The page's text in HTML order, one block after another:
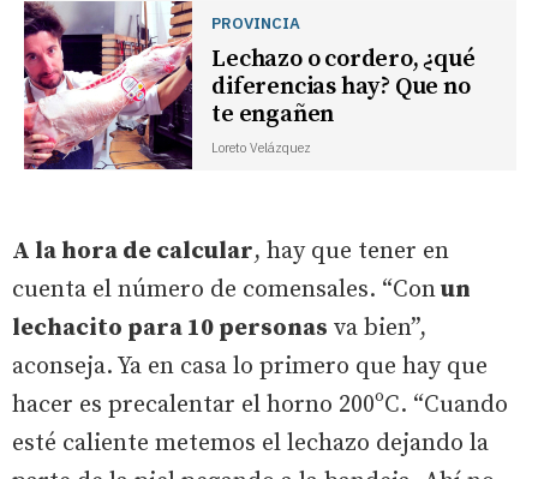
PROVINCIA
Lechazo o cordero, ¿qué
diferencias hay? Que no
te engañen
Loreto Velázquez
A la hora de calcular, hay que tener en
cuenta el número de comensales. “Conun
lechacito para 10 personas va bien”,
aconseja. Ya en casa lo primero que hay que
hacer es precalentar el horno 200ºC. “Cuando
esté caliente metemos el lechazo dejando la